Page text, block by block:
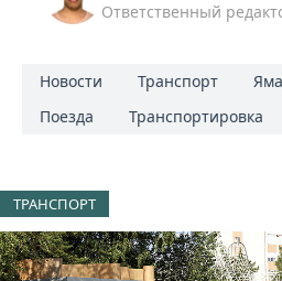
Ответственный
Новости Транспорт
Поезда
Транспортировка
ТРАНСПОРТ